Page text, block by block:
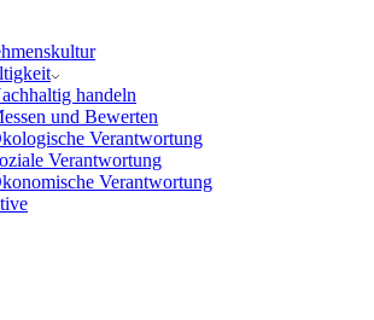
handeln
und Bewerten
Verantwortung
Verantwortung
Verantwortung